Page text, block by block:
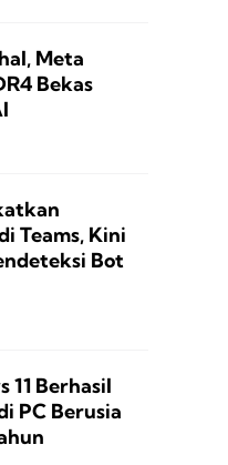
Meta
Bekas
Teams, Kini
Bot
11 Berhasil
PC Berusia